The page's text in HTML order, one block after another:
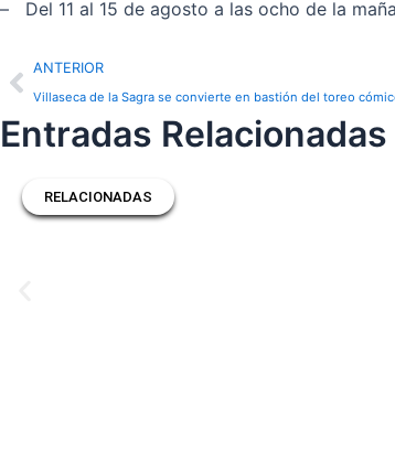
– Del 11 al 15 de agosto a las ocho de la
PrevANTERIOR
Villaseca de la Sagra se convierte en bastión del toreo
Entradas Relacionadas
RELACIONADAS